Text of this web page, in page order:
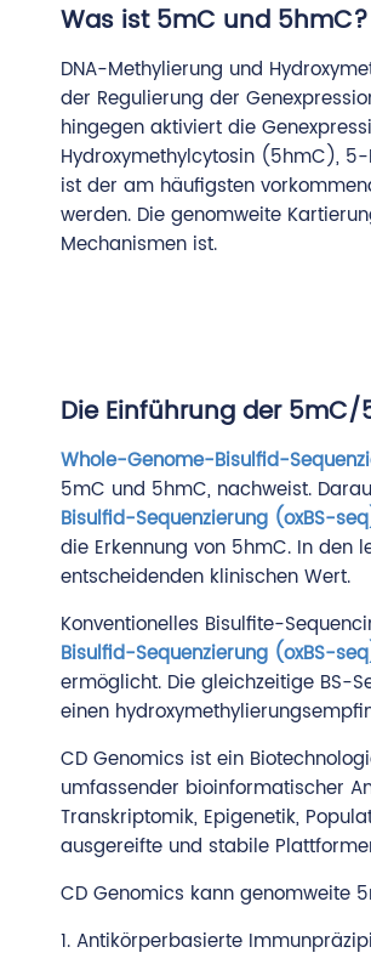
Was ist 5mC und 5hmC?
DNA-Methylierung und
der Regulierung der
hingegen aktiviert die
Hydroxymethylcytosin (5hmC),
ist der am häufigsten
werden. Die genomweite
Mechanismen ist.
Die Einführung der
Whole-Genome-Bisulfid-
5mC und 5hmC, nachweist.
Bisulfid-Sequenzierung (oxBS-
die Erkennung von 5hmC. In den
entscheidenden klinischen Wert.
Konventionelles Bisulfite-
Bisulfid-Sequenzierung (oxBS-
ermöglicht. Die gleichzeitige BS-
einen
CD Genomics ist ein
umfassender bioinformatischer
Transkriptomik, Epigenetik,
ausgereifte und stabile
CD Genomics kann genomweite
1. Antikörperbasierte